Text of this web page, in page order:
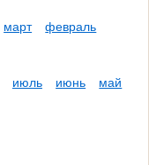
март
февраль
июль июнь
май